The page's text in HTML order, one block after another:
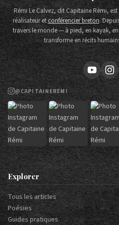
Rémi Le Calvez, dit Capitaine Rémi,
réalisateur etconférencier breton.
travers le monde — à pied, en kayak,
transforme en récits
@CAPITAINEREMI
Explorer
Tous les articles
Poésies
Guides pratiques